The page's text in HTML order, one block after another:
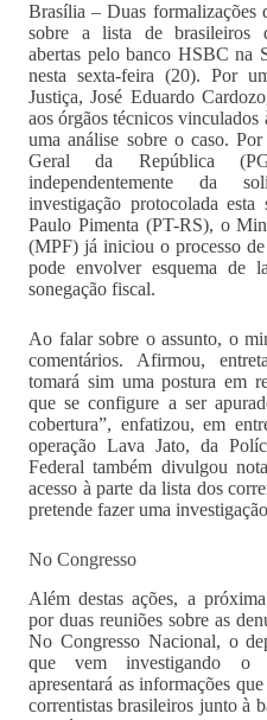
Brasília – Duas formalizações
sobre a lista de brasileiros
abertas pelo banco HSBC na
nesta sexta-feira (20). Por
Justiça, José Eduardo
aos órgãos técnicos vinculados
uma análise sobre o caso.
Geral da República
independentemente da
investigação protocolada esta
Paulo Pimenta (PT-RS), o
(MPF) já iniciou o processo
pode envolver esquema de
sonegação fiscal.
Ao falar sobre o assunto, o
comentários. Afirmou,
tomará sim uma postura em
que se configure a ser
cobertura”, enfatizou, em
operação Lava Jato, da
Federal também divulgou
acesso à parte da lista dos
pretende fazer uma
No Congresso
Além destas ações, a
por duas reuniões sobre as
No Congresso Nacional, o
que vem investigando o
apresentará as informações
correntistas brasileiros junto à